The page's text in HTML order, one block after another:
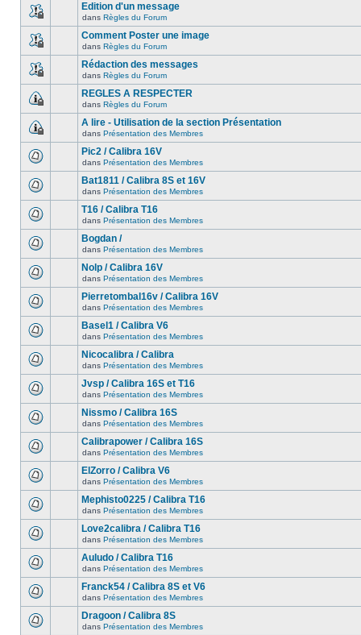
Edition d'un message
dans Règles du Forum
Comment Poster une image
dans Règles du Forum
Rédaction des messages
dans Règles du Forum
REGLES A RESPECTER
dans Règles du Forum
A lire - Utilisation de la section Présentation
dans Présentation des Membres
Pic2 / Calibra 16V
dans Présentation des Membres
Bat1811 / Calibra 8S et 16V
dans Présentation des Membres
T16 / Calibra T16
dans Présentation des Membres
Bogdan /
dans Présentation des Membres
Nolp / Calibra 16V
dans Présentation des Membres
Pierretombal16v / Calibra 16V
dans Présentation des Membres
Basel1 / Calibra V6
dans Présentation des Membres
Nicocalibra / Calibra
dans Présentation des Membres
Jvsp / Calibra 16S et T16
dans Présentation des Membres
Nissmo / Calibra 16S
dans Présentation des Membres
Calibrapower / Calibra 16S
dans Présentation des Membres
ElZorro / Calibra V6
dans Présentation des Membres
Mephisto0225 / Calibra T16
dans Présentation des Membres
Love2calibra / Calibra T16
dans Présentation des Membres
Auludo / Calibra T16
dans Présentation des Membres
Franck54 / Calibra 8S et V6
dans Présentation des Membres
Dragoon / Calibra 8S
dans Présentation des Membres